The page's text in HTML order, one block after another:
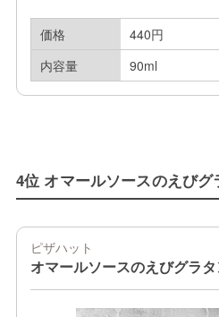
価格
440円
内容量
90ml
4位 オマールソースのえびグ
ピザハット
オマールソースのえびグラ